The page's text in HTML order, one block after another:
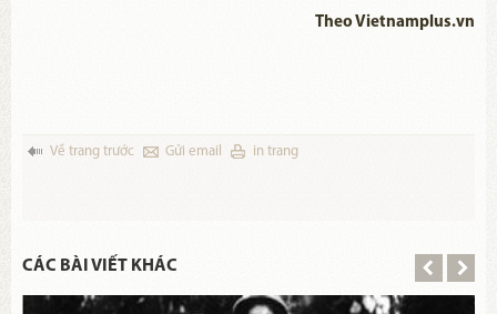
Theo Vietnamplus.vn
Về trang trước Gửi email in trang
CÁC BÀI VIẾT KHÁC